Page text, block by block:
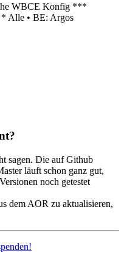
WBCE Konfig ***
Alle • BE: Argos
sagen. Die auf Github
läuft schon ganz gut,
noch getestet
dem AOR zu aktualisieren,